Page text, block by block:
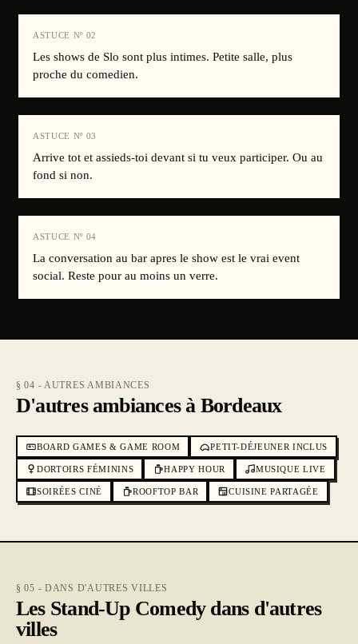
ASTUCE Nº 02
Les shows de Slo sont plus intimes. Petite salle, plus
proche du comedien.
ASTUCE Nº 03
Arrive tot et assieds-toi devant si tu veux participer. Ou au
fond si non.
ASTUCE Nº 04
La conversation au bar apres le show est le vrai event
social. Reste pour au moins un verre.
§ 04 - AUTRES AMBIANCES
D'autres ambiances à Bordeaux
BOARD GAMES & GAME ROOM PETIT-DÉJEUNER INCLUS
DORTOIRS FÉMININS HAPPY HOUR MUSIQUE LIVE
SOIRÉES CINÉ ROOFTOP BAR CUISINE PARTAGÉE
§ 05 - DANS D'AUTRES VILLES
Les Stand-Up Comedy dans d'autres
villes